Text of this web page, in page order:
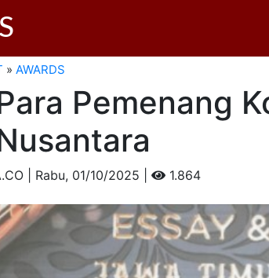
» AWARDS
Pemenang
| Rabu, 01/10/2025 | 1.864